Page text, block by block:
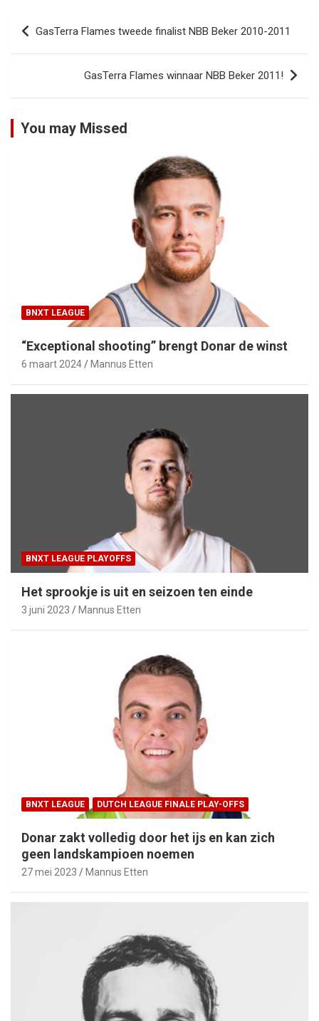
Bericht
navigatie
GasTerra Flames tweede finalist NBB Beker 2010-2011
GasTerra Flames winnaar NBB Beker 2011!
You may Missed
BNXT LEAGUE
“Exceptional shooting” brengt Donar de winst
6 maart 2024 Mannus Etten
BNXT LEAGUE PLAYOFFS
Het sprookje is uit en seizoen ten einde
3 juni 2023 Mannus Etten
BNXT LEAGUE DUTCH LEAGUE FINALE PLAY-OFFS
Donar zakt volledig door het ijs en kan zich
geen landskampioen noemen
27 mei 2023 Mannus Etten